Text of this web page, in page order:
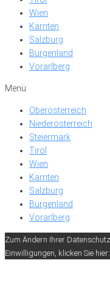
Wien
Kärnten
Salzburg
Burgenland
Vorarlberg
Menü
Oberösterreich
Niederösterreich
Steiermark
Tirol
Wien
Kärnten
Salzburg
Burgenland
Vorarlberg
Zum Ändern Ihrer
Einwilligungen, klicken Sie hier: